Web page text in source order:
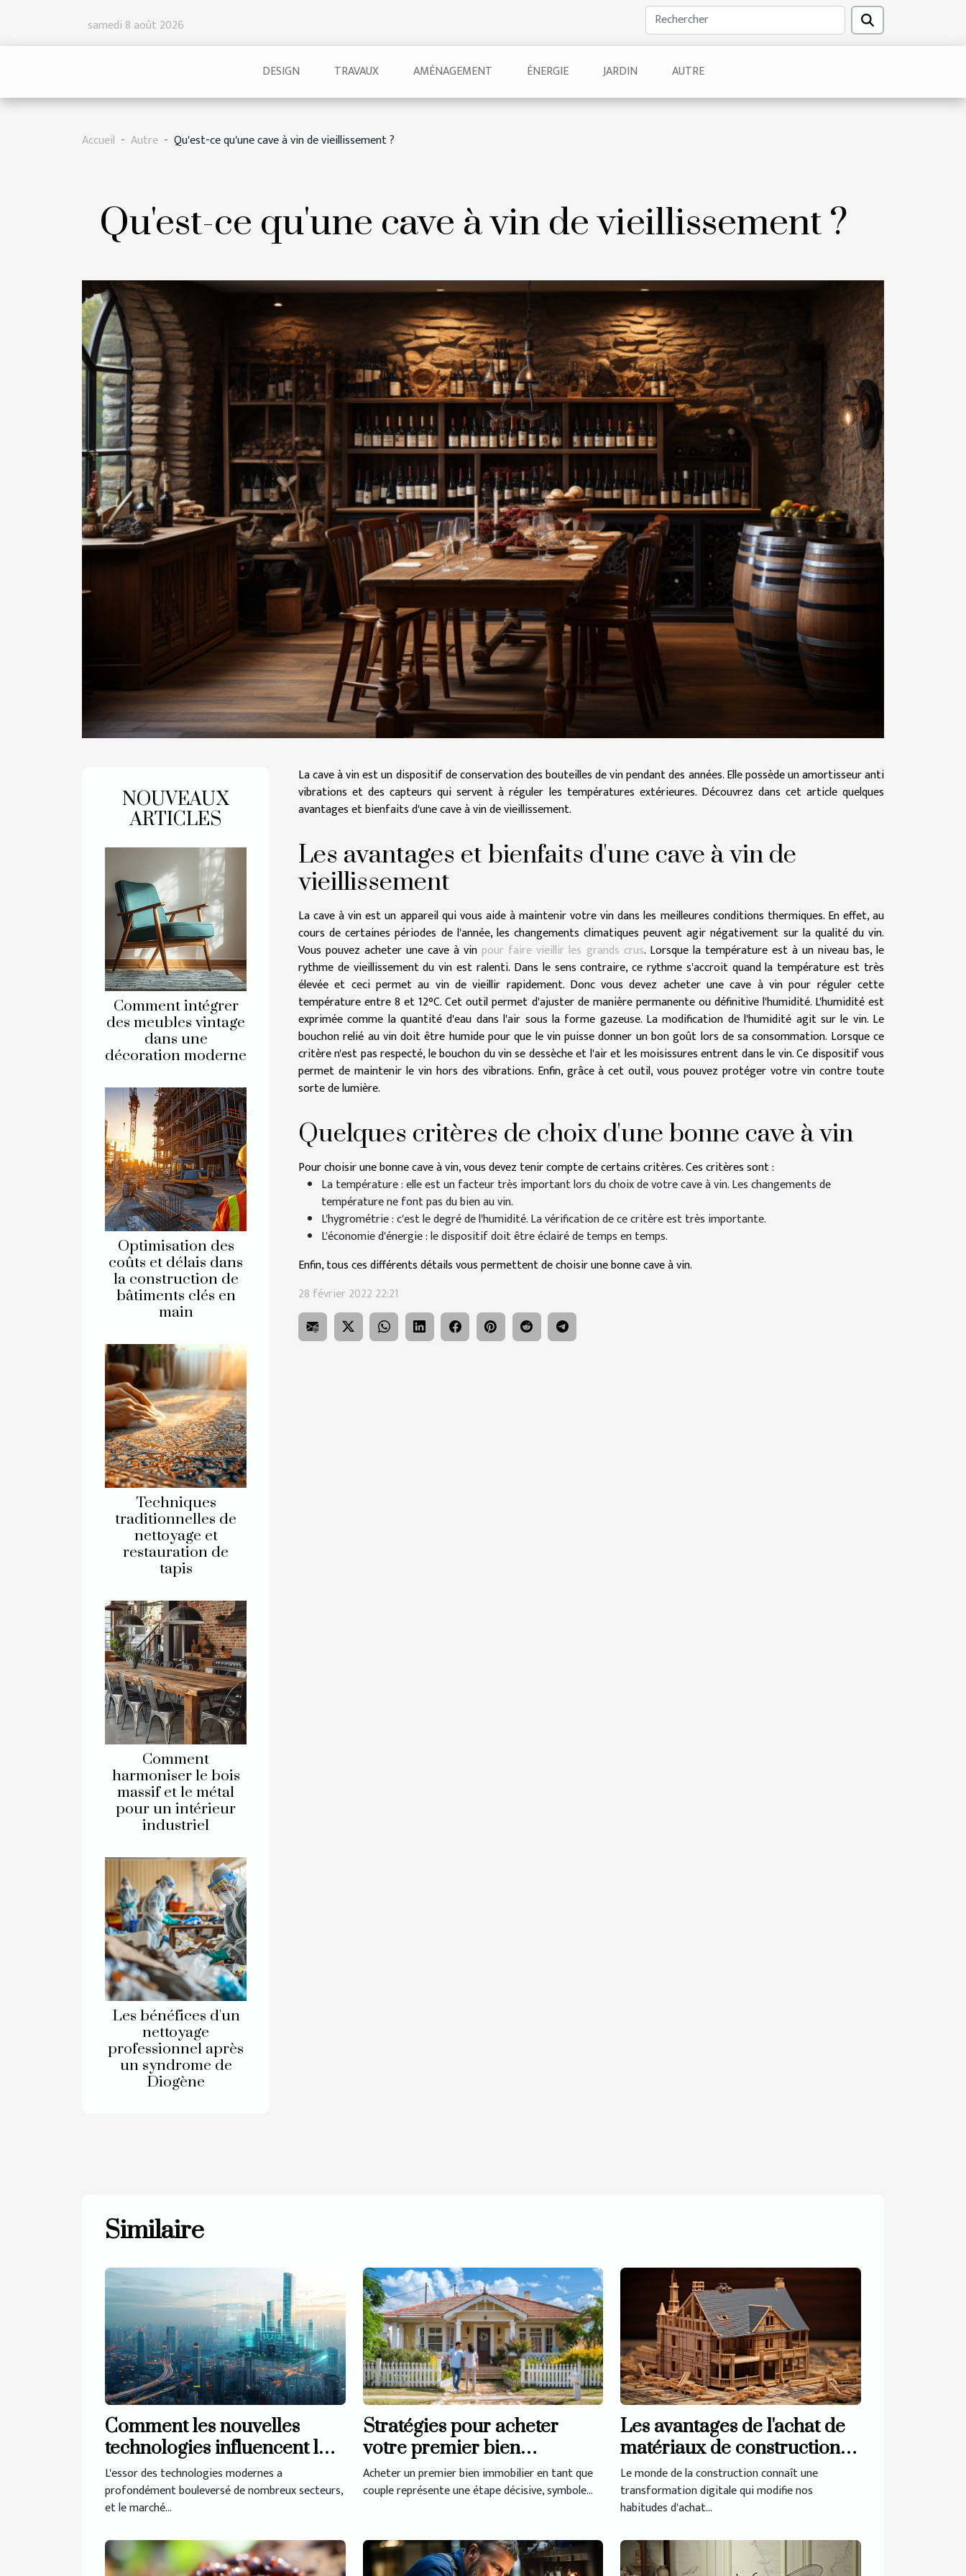
samedi 8 août 2026
DESIGN TRAVAUX AMÉNAGEMENT ÉNERGIE JARDIN AUTRE
Accueil Autre Qu'est-ce qu'une cave à vin de vieillissement ?
Qu'est-ce qu'une cave à vin de vieillissement ?
NOUVEAUX
ARTICLES
Comment intégrer
des meubles vintage
dans une
décoration moderne
Optimisation des
coûts et délais dans
la construction de
bâtiments clés en
main
Techniques
traditionnelles de
nettoyage et
restauration de
tapis
Comment
harmoniser le bois
massif et le métal
pour un intérieur
industriel
Les bénéfices d'un
nettoyage
professionnel après
un syndrome de
Diogène
La cave à vin est un dispositif de conservation des bouteilles de vin pendant des années. Elle possède un amortisseur anti
vibrations et des capteurs qui servent à réguler les températures extérieures. Découvrez dans cet article quelques
avantages et bienfaits d'une cave à vin de vieillissement.
Les avantages et bienfaits d'une cave à vin de
vieillissement
La cave à vin est un appareil qui vous aide à maintenir votre vin dans les meilleures conditions thermiques. En effet, au
cours de certaines périodes de l'année, les changements climatiques peuvent agir négativement sur la qualité du vin.
Vous pouvez acheter une cave à vin pour faire vieillir les grands crus. Lorsque la température est à un niveau bas, le
rythme de vieillissement du vin est ralenti. Dans le sens contraire, ce rythme s'accroit quand la température est très
élevée et ceci permet au vin de vieillir rapidement. Donc vous devez acheter une cave à vin pour réguler cette
température entre 8 et 12°C. Cet outil permet d'ajuster de manière permanente ou définitive l'humidité. L'humidité est
exprimée comme la quantité d'eau dans l'air sous la forme gazeuse. La modification de l'humidité agit sur le vin. Le
bouchon relié au vin doit être humide pour que le vin puisse donner un bon goût lors de sa consommation. Lorsque ce
critère n'est pas respecté, le bouchon du vin se dessèche et l'air et les moisissures entrent dans le vin. Ce dispositif vous
permet de maintenir le vin hors des vibrations. Enfin, grâce à cet outil, vous pouvez protéger votre vin contre toute
sorte de lumière.
Quelques critères de choix d'une bonne cave à vin
Pour choisir une bonne cave à vin, vous devez tenir compte de certains critères. Ces critères sont :
La température : elle est un facteur très important lors du choix de votre cave à vin. Les changements de
température ne font pas du bien au vin.
L'hygrométrie : c'est le degré de l'humidité. La vérification de ce critère est très importante.
L'économie d'énergie : le dispositif doit être éclairé de temps en temps.
Enfin, tous ces différents détails vous permettent de choisir une bonne cave à vin.
28 février 2022 22:21
Similaire
Comment les nouvelles
technologies influencent le
marché immobilier
L'essor des technologies modernes a
profondément bouleversé de nombreux secteurs,
et le marché...
Stratégies pour acheter
votre premier bien
immobilier en couple
Acheter un premier bien immobilier en tant que
couple représente une étape décisive, symbole...
Les avantages de l'achat de
matériaux de construction
en ligne
Le monde de la construction connaît une
transformation digitale qui modifie nos
habitudes d'achat...